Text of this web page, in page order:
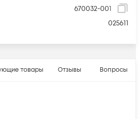
670032-001
025611
товары Отзывы Вопросы